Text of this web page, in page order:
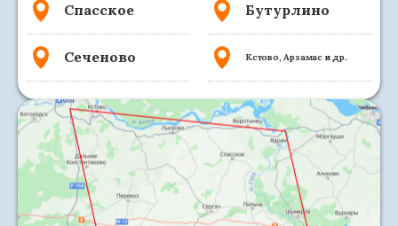
Спасское
Сеченово
Бутурлино
Кстово, Арзамас и др.